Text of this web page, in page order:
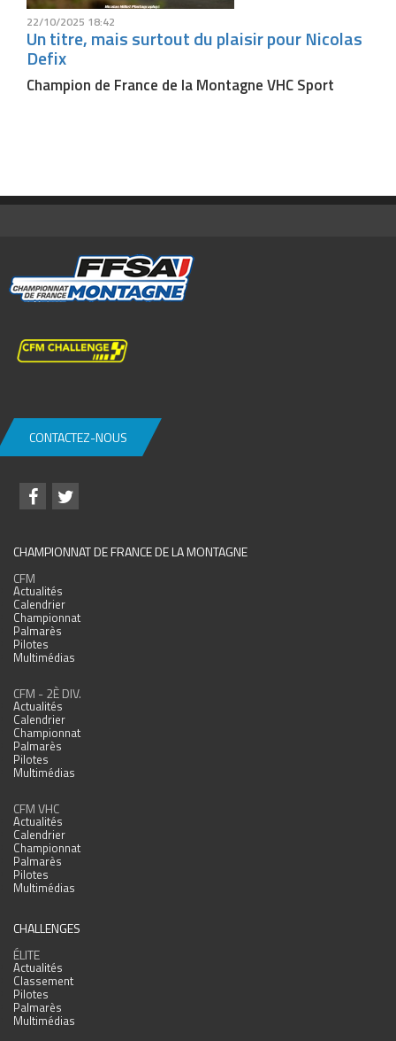
22/10/2025 18:42
Un titre, mais surtout du plaisir pour Nicolas
Defix
Champion de France de la Montagne VHC Sport
CONTACTEZ-NOUS
CHAMPIONNAT DE FRANCE DE LA MONTAGNE
CFM
Actualités
Calendrier
Championnat
Palmarès
Pilotes
Multimédias
CFM - 2È DIV.
Actualités
Calendrier
Championnat
Palmarès
Pilotes
Multimédias
CFM VHC
Actualités
Calendrier
Championnat
Palmarès
Pilotes
Multimédias
CHALLENGES
ÉLITE
Actualités
Classement
Pilotes
Palmarès
Multimédias